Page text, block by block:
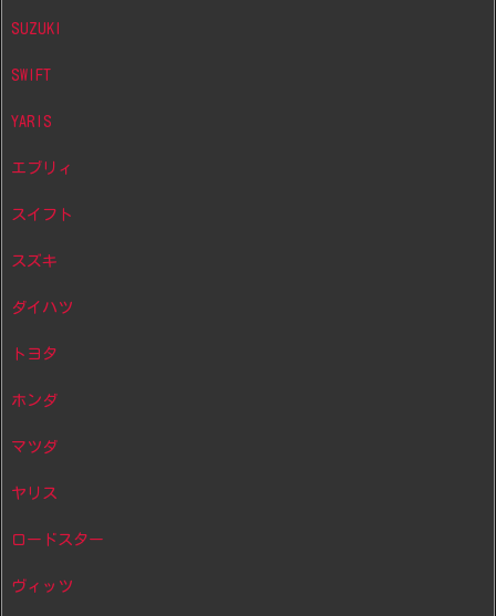
SUZUKI
SWIFT
YARIS
エブリィ
スイフト
スズキ
ダイハツ
トヨタ
ホンダ
マツダ
ヤリス
ロードスター
ヴィッツ